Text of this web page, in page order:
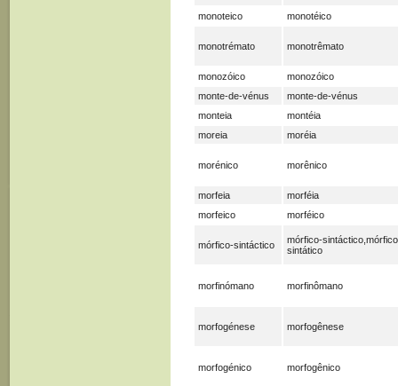
monoteico monotéico
monotrémato monotrêmato
monozóico
monozóico
monte-de-vénus
monte-de-vénus
monteia
montéia
moreia
moréia
morénico morênico
morfeia
morféia
morfeico
morféico
mórfico-sintáctico
mórfico-
sintático
morfinómano morfinômano
morfogénese morfogênese
morfogénico morfogênico